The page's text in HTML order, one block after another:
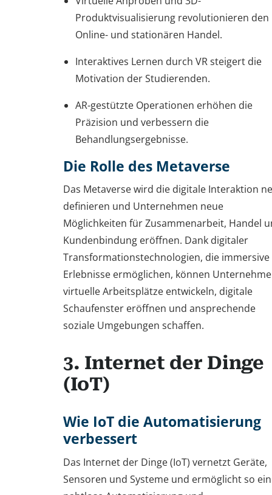
Produktvisualisierung revolutionieren den
Online- und stationären Handel.
Interaktives Lernen durch VR steigert die
Motivation der Studierenden.
AR-gestützte Operationen erhöhen die
Präzision und verbessern die
Behandlungsergebnisse.
Die Rolle des Metaverse
Das Metaverse wird die digitale Interaktion
definieren und Unternehmen neue
Möglichkeiten für Zusammenarbeit, Handel
Kundenbindung eröffnen. Dank digitaler
Transformationstechnologien, die immersive
Erlebnisse ermöglichen, können
virtuelle Arbeitsplätze entwickeln, digitale
Schaufenster eröffnen und ansprechende
soziale Umgebungen schaffen.
3. Internet der Dinge
(IoT)
Wie IoT die Automatisierung
verbessert
Das Internet der Dinge (IoT) vernetzt Geräte,
Sensoren und Systeme und ermöglicht so